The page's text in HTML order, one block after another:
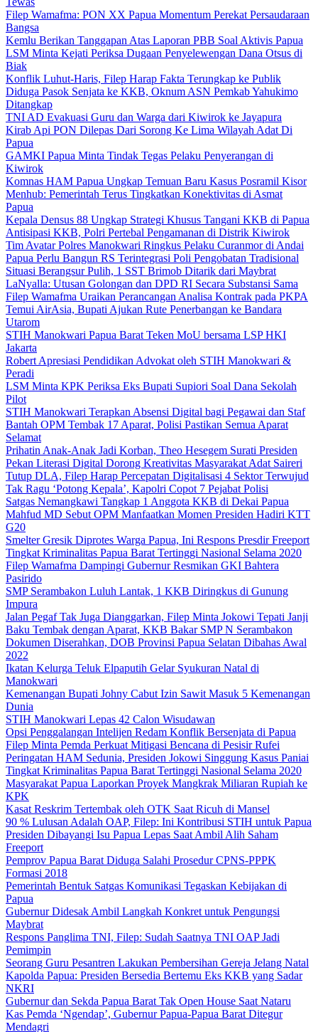
Filep Wamafma: PON XX Papua Momentum Perekat Persaudaraan
Bangsa
Kemlu Berikan Tanggapan Atas Laporan PBB Soal Aktivis Papua
LSM Minta Kejati Periksa Dugaan Penyelewengan Dana Otsus di
Biak
Konflik Luhut-Haris, Filep Harap Fakta Terungkap ke Publik
Diduga Pasok Senjata ke KKB, Oknum ASN Pemkab Yahukimo
Ditangkap
TNI AD Evakuasi Guru dan Warga dari Kiwirok ke Jayapura
Kirab Api PON Dilepas Dari Sorong Ke Lima Wilayah Adat Di
Papua
GAMKI Papua Minta Tindak Tegas Pelaku Penyerangan di
Kiwirok
Komnas HAM Papua Ungkap Temuan Baru Kasus Posramil Kisor
Menhub: Pemerintah Terus Tingkatkan Konektivitas di Asmat
Papua
Kepala Densus 88 Ungkap Strategi Khusus Tangani KKB di Papua
Antisipasi KKB, Polri Pertebal Pengamanan di Distrik Kiwirok
Tim Avatar Polres Manokwari Ringkus Pelaku Curanmor di Andai
Papua Perlu Bangun RS Terintegrasi Poli Pengobatan Tradisional
Situasi Berangsur Pulih, 1 SST Brimob Ditarik dari Maybrat
LaNyalla: Utusan Golongan dan DPD RI Secara Substansi Sama
Filep Wamafma Uraikan Perancangan Analisa Kontrak pada PKPA
Temui AirAsia, Bupati Ajukan Rute Penerbangan ke Bandara
Utarom
STIH Manokwari Papua Barat Teken MoU bersama LSP HKI
Jakarta
Robert Apresiasi Pendidikan Advokat oleh STIH Manokwari &
Peradi
LSM Minta KPK Periksa Eks Bupati Supiori Soal Dana Sekolah
Pilot
STIH Manokwari Terapkan Absensi Digital bagi Pegawai dan Staf
Bantah OPM Tembak 17 Aparat, Polisi Pastikan Semua Aparat
Selamat
Prihatin Anak-Anak Jadi Korban, Theo Hesegem Surati Presiden
Pekan Literasi Digital Dorong Kreativitas Masyarakat Adat Saireri
Tutup DLA, Filep Harap Percepatan Digitalisasi 4 Sektor Terwujud
Tak Ragu ‘Potong Kepala’, Kapolri Copot 7 Pejabat Polisi
Satgas Nemangkawi Tangkap 1 Anggota KKB di Dekai Papua
Mahfud MD Sebut OPM Manfaatkan Momen Presiden Hadiri KTT
G20
Smelter Gresik Diprotes Warga Papua, Ini Respons Presdir Freeport
Tingkat Kriminalitas Papua Barat Tertinggi Nasional Selama 2020
Filep Wamafma Dampingi Gubernur Resmikan GKI Bahtera
Pasirido
SMP Serambakon Luluh Lantak, 1 KKB Diringkus di Gunung
Impura
Jalan Pegaf Tak Juga Dianggarkan, Filep Minta Jokowi Tepati Janji
Baku Tembak dengan Aparat, KKB Bakar SMP N Serambakon
Dokumen Diserahkan, DOB Provinsi Papua Selatan Dibahas Awal
2022
Ikatan Kelurga Teluk Elpaputih Gelar Syukuran Natal di
Manokwari
Kemenangan Bupati Johny Cabut Izin Sawit Masuk 5 Kemenangan
Dunia
STIH Manokwari Lepas 42 Calon Wisudawan
Opsi Penggalangan Intelijen Redam Konflik Bersenjata di Papua
Filep Minta Pemda Perkuat Mitigasi Bencana di Pesisir Rufei
Peringatan HAM Sedunia, Presiden Jokowi Singgung Kasus Paniai
Tingkat Kriminalitas Papua Barat Tertinggi Nasional Selama 2020
Masyarakat Papua Laporkan Proyek Mangkrak Miliaran Rupiah ke
KPK
Kasat Reskrim Tertembak oleh OTK Saat Ricuh di Mansel
90 % Lulusan Adalah OAP, Filep: Ini Kontribusi STIH untuk Papua
Presiden Dibayangi Isu Papua Lepas Saat Ambil Alih Saham
Freeport
Pemprov Papua Barat Diduga Salahi Prosedur CPNS-PPPK
Formasi 2018
Pemerintah Bentuk Satgas Komunikasi Tegaskan Kebijakan di
Papua
Gubernur Didesak Ambil Langkah Konkret untuk Pengungsi
Maybrat
Respons Panglima TNI, Filep: Sudah Saatnya TNI OAP Jadi
Pemimpin
Seorang Guru Pesantren Lakukan Pembersihan Gereja Jelang Natal
Kapolda Papua: Presiden Bersedia Bertemu Eks KKB yang Sadar
NKRI
Gubernur dan Sekda Papua Barat Tak Open House Saat Nataru
Kas Pemda ‘Ngendap’, Gubernur Papua-Papua Barat Ditegur
Mendagri